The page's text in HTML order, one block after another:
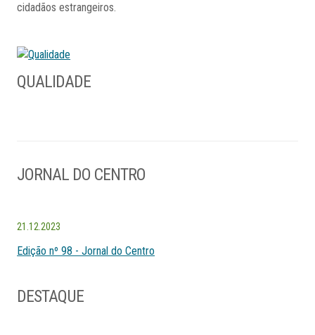
cidadãos estrangeiros.
QUALIDADE
JORNAL DO CENTRO
21.12.2023
Edição nº 98 - Jornal do Centro
DESTAQUE